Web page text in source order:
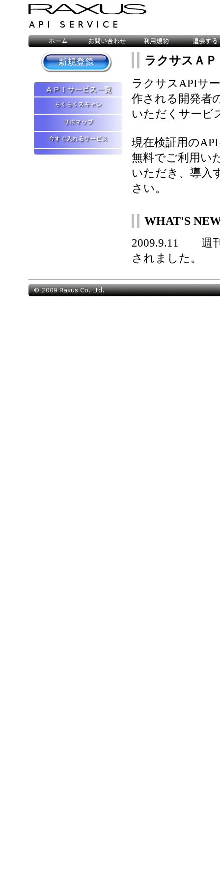
ラクサスＡ
ラクサスAPIサ
作される開発者
いただくサービ
現在検証用の
無料でご利用い
いただき、導入
さい。
WHAT'S
2009.9.11 週刊
されました。